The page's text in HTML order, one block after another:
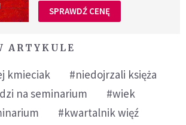
SPRAWDŹ CENĘ
ARTYKULE
kmieciak
#niedojrzali księża
na seminarium
#wiek
#kwartalnik więź